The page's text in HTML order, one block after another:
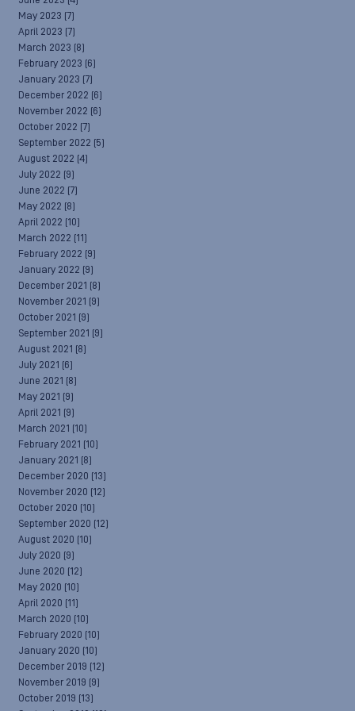
May 2023 (7)
April 2023 (7)
March 2023 (8)
February 2023 (6)
January 2023 (7)
December 2022 (6)
November 2022 (6)
October 2022 (7)
September 2022 (5)
August 2022 (4)
July 2022 (9)
June 2022 (7)
May 2022 (8)
April 2022 (10)
March 2022 (11)
February 2022 (9)
January 2022 (9)
December 2021 (8)
November 2021 (9)
October 2021 (9)
September 2021 (9)
August 2021 (8)
July 2021 (6)
June 2021 (8)
May 2021 (9)
April 2021 (9)
March 2021 (10)
February 2021 (10)
January 2021 (8)
December 2020 (13)
November 2020 (12)
October 2020 (10)
September 2020 (12)
August 2020 (10)
July 2020 (9)
June 2020 (12)
May 2020 (10)
April 2020 (11)
March 2020 (10)
February 2020 (10)
January 2020 (10)
December 2019 (12)
November 2019 (9)
October 2019 (13)